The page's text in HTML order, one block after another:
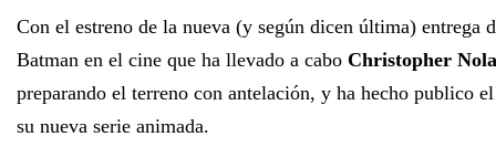
Con el estreno de la nueva (y según dicen última) entrega
Batman en el cine que ha llevado a cabo Christopher
preparando el terreno con antelación, y ha hecho publico
su nueva serie animada.